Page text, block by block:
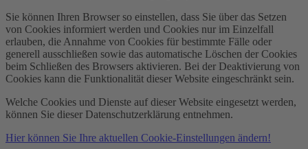
Sie können Ihren Browser so einstellen, dass Sie über das Setzen
von Cookies informiert werden und Cookies nur im Einzelfall
erlauben, die Annahme von Cookies für bestimmte Fälle oder
generell ausschließen sowie das automatische Löschen der Cookies
beim Schließen des Browsers aktivieren. Bei der Deaktivierung von
Cookies kann die Funktionalität dieser Website eingeschränkt sein.
Welche Cookies und Dienste auf dieser Website eingesetzt werden,
können Sie dieser Datenschutzerklärung entnehmen.
Hier können Sie Ihre aktuellen Cookie-Einstellungen ändern!